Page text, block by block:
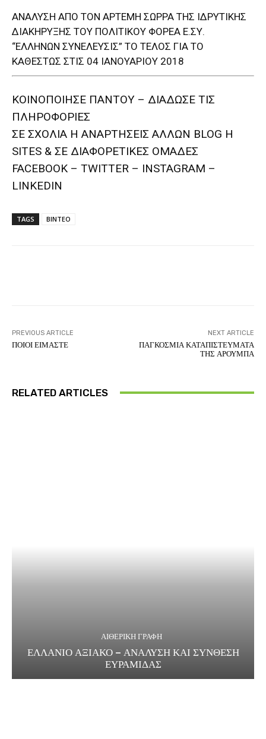
ΑΝΑΛΥΣΗ ΑΠΟ ΤΟΝ ΑΡΤΕΜΗ ΣΩΡΡΑ ΤΗΣ ΙΔΡΥΤΙΚΗΣ
ΔΙΑΚΗΡΥΞΗΣ ΤΟΥ ΠΟΛΙΤΙΚΟΥ ΦΟΡΕΑ Ε.ΣΥ.
“ΕΛΛΗΝΩΝ ΣΥΝΕΛΕΥΣΙΣ” ΤΟ ΤΕΛΟΣ ΓΙΑ ΤΟ
ΚΑΘΕΣΤΩΣ ΣΤΙΣ 04 ΙΑΝΟΥΑΡΙΟΥ 2018
ΚΟΙΝΟΠΟΙΗΣΕ ΠΑΝΤΟΥ – ΔΙΑΔΩΣΕ ΤΙΣ
ΠΛΗΡΟΦΟΡΙΕΣ
ΣΕ ΣΧΟΛΙΑ H ΑΝAΡΤΗΣΕΙΣ ΑΛΛΩΝ BLOG H
SITES & ΣΕ ΔΙΑΦΟΡΕTIKEΣ ΟΜΑΔΕΣ
FACEBOOK – TWITTER – INSTAGRAM –
LINKEDIN
TAGS ΒΙΝΤΕΟ
PREVIOUS ARTICLE
ΠΟΙΟΙ ΕΙΜΑΣΤΕ
NEXT ARTICLE
ΠΑΓΚΟΣΜΙΑ ΚΑΤΑΠΙΣΤΕΥΜΑΤΑ
ΤΗΣ ΑΡΟΥΜΠΑ
RELATED ARTICLES
ΑΙΘΕΡΙΚΗ ΓΡΑΦΗ
ΕΛΛΑΝΙΟ ΑΞΙΑΚΟ – ΑΝΑΛΥΣΗ ΚΑΙ ΣΥΝΘΕΣΗ
ΕΥΡΑΜΙΔΑΣ